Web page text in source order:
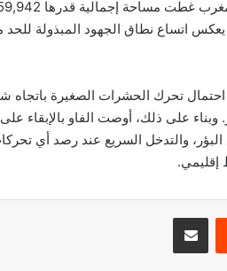
اتساع نطاق الجهود المبذولة للحد
تحرك الحشرات الصغيرة باتجاه
وبناء على ذلك، أوصت الفاو بالإبقاء
والتدخل السريع عند رصد أي
إقليمي.
مشاركة عبر البريد